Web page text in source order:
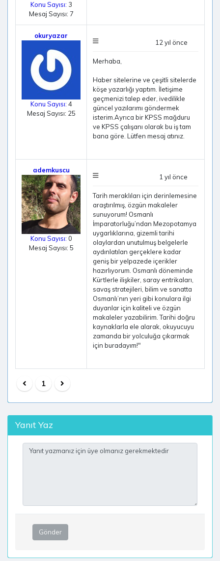
Konu Sayısı: 3
Mesaj Sayısı: 7
okuryazar
Konu Sayısı: 4
Mesaj Sayısı: 25
12 yıl önce
Merhaba,
Haber sitelerine ve çeşitli sitelerde
köşe yazarlığı yaptım. İletişime
geçmenizi talep eder, ivedilikle
güncel yazılarımı göndermek
isterim.Ayrıca bir KPSS mağduru
ve KPSS çalışanı olarak bu iş tam
bana göre. Lütfen mesaj atınız.
ademkuscu
Konu Sayısı: 0
Mesaj Sayısı: 5
1 yıl önce
Tarih meraklıları için derinlemesine
araştırılmış, özgün makaleler
sunuyorum! Osmanlı
İmparatorluğu’ndan Mezopotamya
uygarlıklarına, gizemli tarihi
olaylardan unutulmuş belgelerle
aydınlatılan gerçeklere kadar
geniş bir yelpazede içerikler
hazırlıyorum. Osmanlı döneminde
Kürtlerle ilişkiler, saray entrikaları,
savaş stratejileri, bilim ve sanatta
Osmanlı’nın yeri gibi konulara ilgi
duyanlar için kaliteli ve özgün
makaleler yazabilirim. Tarihi doğru
kaynaklarla ele alarak, okuyucuyu
zamanda bir yolculuğa çıkarmak
için buradayım!"
1
Yanıt Yaz
Gönder